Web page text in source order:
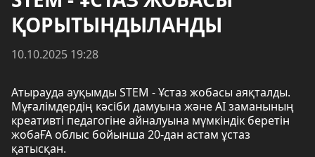
ҚОРЫТЫНДЫЛАНДЫ
10.10.2025 19:28
Атырауда ауқымды STEM - Ұстаз жобасы аяқталды.
Мұғалімдердің кәсіби дамуына және АІ заманының
креативті педагогіне айналуына мүмкіндік беретін
жобаҒА облыс бойынша 20-дан астам ұстаз
қатысқан.